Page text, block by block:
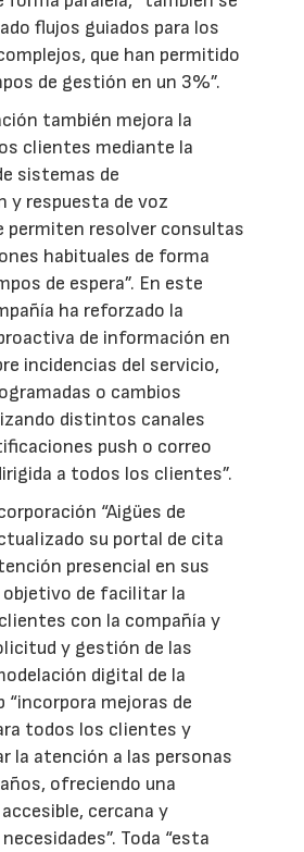
flujos guiados para los
que han permitido
de gestión en un 3%”.
también mejora la
clientes mediante la
sistemas de
y respuesta de voz
permiten resolver consultas
habituales de forma
de espera”. En este
ha reforzado la
de información en
incidencias del servicio,
o cambios
distintos canales
push o correo
a todos los clientes”.
“Aigües de
su portal de cita
presencial en sus
de facilitar la
con la compañía y
y gestión de las
digital de la
“incorpora mejoras de
todos los clientes y
la atención a las personas
ofreciendo una
cercana y
Toda “esta